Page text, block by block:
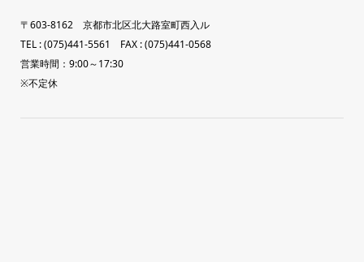
〒603-8162 京都市北区北大路室町西入ル
TEL : (075)441-5561 FAX : (075)441-0568
営業時間：9:00～17:30
※不定休